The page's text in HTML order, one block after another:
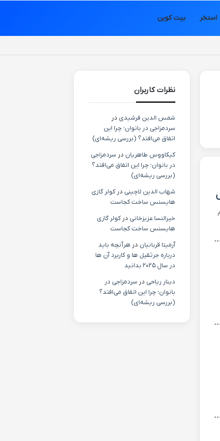
استخر بیت کوین
نظرات کاربران
شمس الدین فرشیدی در
سردمزاجی در بانوان؛ چرا این
اتفاق می‌افتد؟ (بررسی ریشه‌ای)
کیکاووس طاهریان در سردمزاجی
در بانوان؛ چرا این اتفاق می‌افتد؟
(بررسی ریشه‌ای)
شهاب الدین لاچینی در کولر گازی
هایسنس ساخت کجاست
خیرالنسا عزیزخانی در کولر گازی
هایسنس ساخت کجاست
آرمیتا قربانیان در هرآنچه باید
درباره جرثقیل ها و کاربرد آن ها
در سال ۲۰۲۵ بدانید
دینار ریاحی در سردمزاجی در
بانوان؛ چرا این اتفاق می‌افتد؟
(بررسی ریشه‌ای)